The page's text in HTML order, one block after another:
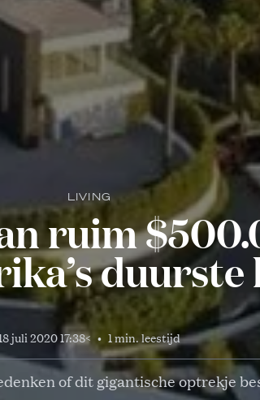
LIVING
ruim
duurste
juli 2020 17:38< • 1 min. leestijd
of dit gigantische optrekje